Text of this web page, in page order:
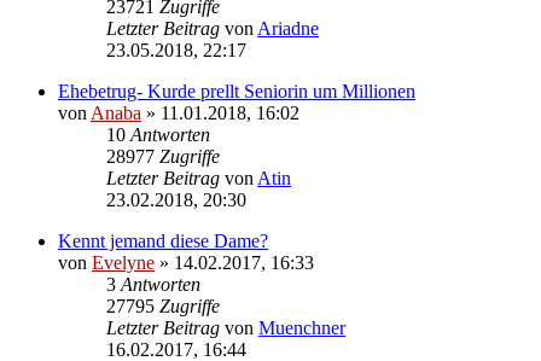
23721 Zugriffe
Letzter Beitrag von Ariadne
23.05.2018, 22:17
Ehebetrug- Kurde prellt Seniorin um Millionen
von Anaba » 11.01.2018, 16:02
10 Antworten
28977 Zugriffe
Letzter Beitrag von Atin
23.02.2018, 20:30
Kennt jemand diese Dame?
von Evelyne » 14.02.2017, 16:33
3 Antworten
27795 Zugriffe
Letzter Beitrag von Muenchner
16.02.2017, 16:44